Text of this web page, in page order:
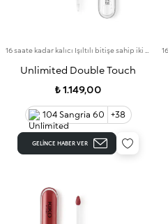
Unlimited Double Touch
₺ 1.149,00
104 Sangria 60 +38
GELINCE HABER VER